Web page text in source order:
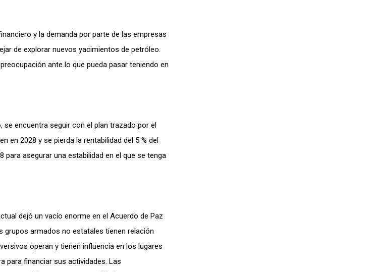
y la demanda por parte de las empresas
de explorar nuevos yacimientos de petróleo.
ante lo que pueda pasar teniendo en
se encuentra seguir con el plan trazado por el
en 2028 y se pierda la rentabilidad del 5 % del
asegurar una estabilidad en el que se tenga
dejó un vacío enorme en el Acuerdo de Paz
grupos armados no estatales tienen relación
operan y tienen influencia en los lugares
para financiar sus actividades. Las